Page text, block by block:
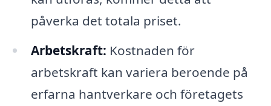
påverka det totala priset.
Arbetskraft: Kostnaden för
arbetskraft kan variera beroende på
erfarna hantverkare och företagets